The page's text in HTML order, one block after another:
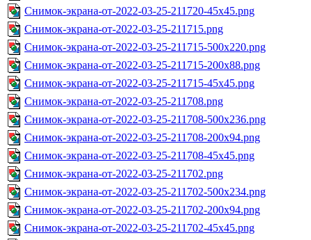
Снимок-экрана-от-2022-03-25-211720-45x45.png
Снимок-экрана-от-2022-03-25-211715.png
Снимок-экрана-от-2022-03-25-211715-500x220.png
Снимок-экрана-от-2022-03-25-211715-200x88.png
Снимок-экрана-от-2022-03-25-211715-45x45.png
Снимок-экрана-от-2022-03-25-211708.png
Снимок-экрана-от-2022-03-25-211708-500x236.png
Снимок-экрана-от-2022-03-25-211708-200x94.png
Снимок-экрана-от-2022-03-25-211708-45x45.png
Снимок-экрана-от-2022-03-25-211702.png
Снимок-экрана-от-2022-03-25-211702-500x234.png
Снимок-экрана-от-2022-03-25-211702-200x94.png
Снимок-экрана-от-2022-03-25-211702-45x45.png